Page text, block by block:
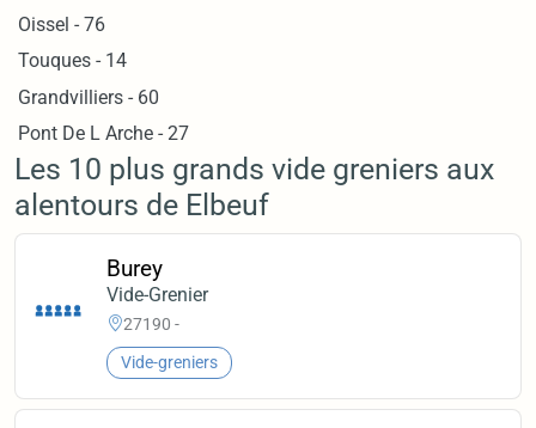
Oissel - 76
Touques - 14
Grandvilliers - 60
Pont De L Arche - 27
Les 10 plus grands vide greniers aux
alentours de Elbeuf
Burey
Vide-Grenier
27190 -
Vide-greniers